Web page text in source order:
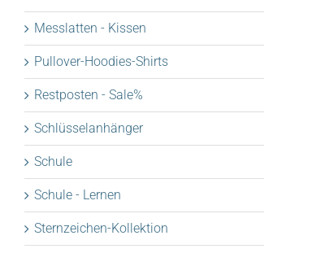
Messlatten - Kissen
Pullover-Hoodies-Shirts
Restposten - Sale%
Schlüsselanhänger
Schule
Schule - Lernen
Sternzeichen-Kollektion